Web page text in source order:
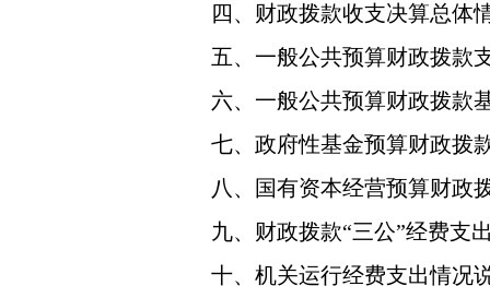
四、财政拨款收支决算总体
五、一般公共预算财政拨款
六、一般公共预算财政拨款
七、政府性基金预算财政拨
八、国有资本经营预算财政
九、财政拨款“三公”经费支
十、机关运行经费支出情况